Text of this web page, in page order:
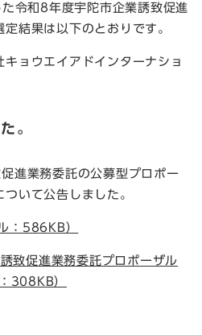
令和8年度宇陀市企業誘致促進
結果は以下のとおりです。
キョウエイアドインターナショ
。
進業務委託の公募型プロポー
いて公告しました。
：586KB）
致促進業務委託プロポーザル
308KB）